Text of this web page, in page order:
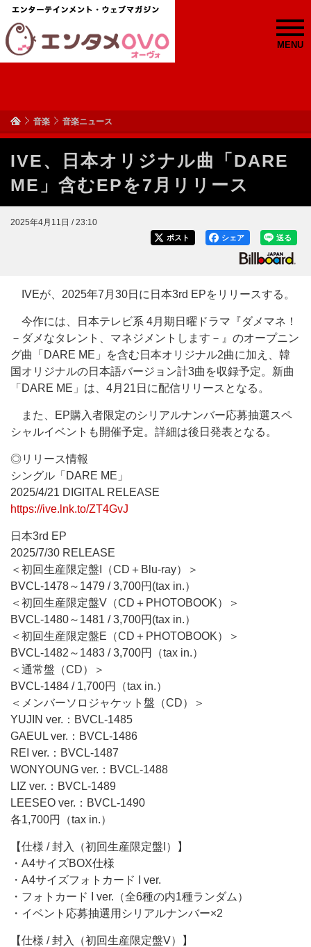
MENU
音楽 音楽ニュース
IVE、日本オリジナル曲「DARE
ME」含むEPを7月リリース
2025年4月11日 / 23:10
送る
シェア
ポスト
IVEが、2025年7月30日に日本3rd EPをリリースする。
今作には、日本テレビ系 4月期日曜ドラマ『ダメマネ！
－ダメなタレント、マネジメントします－』のオープニン
グ曲「DARE ME」を含む日本オリジナル2曲に加え、韓
国オリジナルの日本語バージョン計3曲を収録予定。新曲
「DARE ME」は、4月21日に配信リリースとなる。
また、EP購入者限定のシリアルナンバー応募抽選スペ
シャルイベントも開催予定。詳細は後日発表となる。
◎リリース情報
シングル「DARE ME」
2025/4/21 DIGITAL RELEASE
https://ive.lnk.to/ZT4GvJ
日本3rd EP
2025/7/30 RELEASE
＜初回生産限定盤I（CD＋Blu-ray）＞
BVCL-1478～1479 / 3,700円(tax in.）
＜初回生産限定盤V（CD＋PHOTOBOOK）＞
BVCL-1480～1481 / 3,700円(tax in.）
＜初回生産限定盤E（CD＋PHOTOBOOK）＞
BVCL-1482～1483 / 3,700円（tax in.）
＜通常盤（CD）＞
BVCL-1484 / 1,700円（tax in.）
＜メンバーソロジャケット盤（CD）＞
YUJIN ver.：BVCL-1485
GAEUL ver.：BVCL-1486
REI ver.：BVCL-1487
WONYOUNG ver.：BVCL-1488
LIZ ver.：BVCL-1489
LEESEO ver.：BVCL-1490
各1,700円（tax in.）
【仕様 / 封入（初回生産限定盤I）】
・A4サイズBOX仕様
・A4サイズフォトカード I ver.
・フォトカード I ver.（全6種の内1種ランダム）
・イベント応募抽選用シリアルナンバー×2
【仕様 / 封入（初回生産限定盤V）】